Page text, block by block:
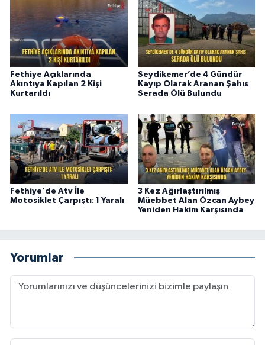
Fethiye Açıklarında
Akıntıya Kapılan 2 Kişi
Kurtarıldı
Seydikemer’de 4 Gündür
Kayıp Olarak Aranan Şahıs
Serada Ölü Bulundu
Fethiye'de Atv İle
Motosiklet Çarpıştı: 1 Yaralı
3 Kez Ağırlaştırılmış
Müebbet Alan Özcan Aybey
Yeniden Hakim Karşısında
Yorumlar